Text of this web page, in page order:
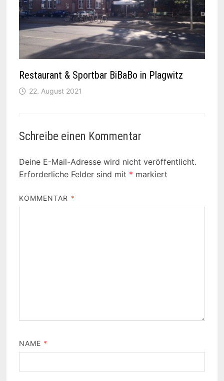
Restaurant & Sportbar BiBaBo in Plagwitz
22. August 2021
Schreibe einen Kommentar
Deine E-Mail-Adresse wird nicht veröffentlicht.
Erforderliche Felder sind mit * markiert
KOMMENTAR *
NAME *